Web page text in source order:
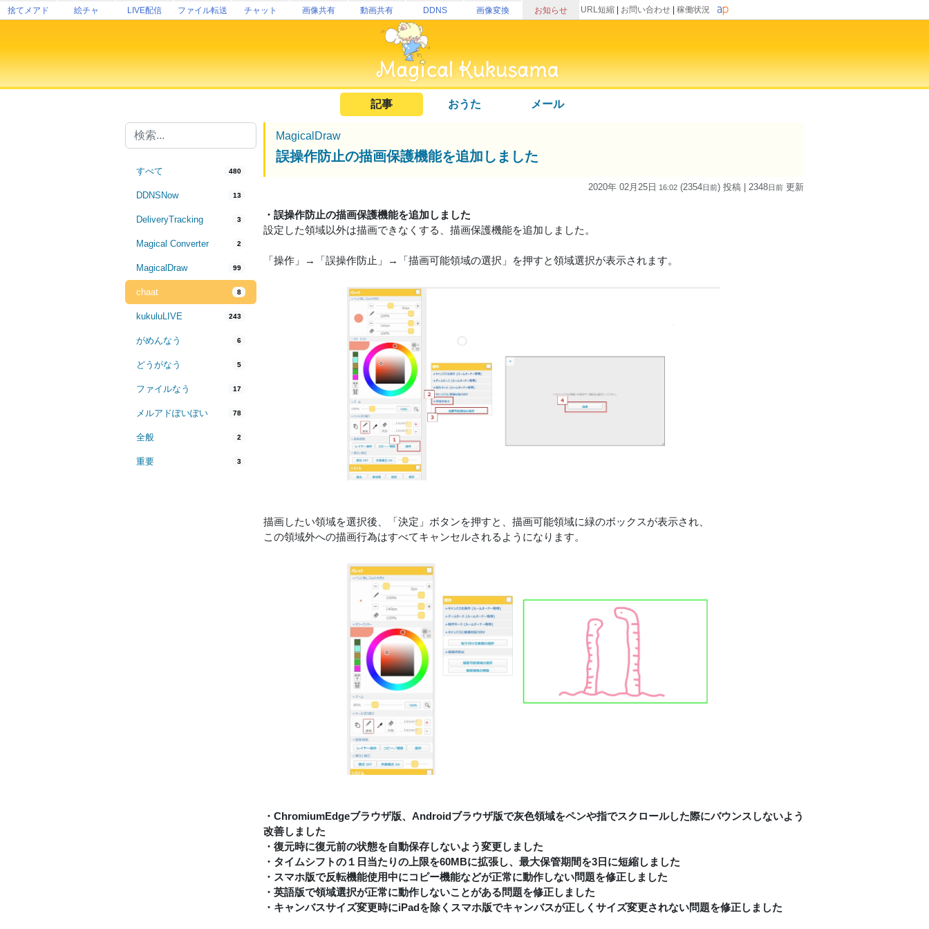
捨てメアド 絵チャ LIVE配信 ファイル転送 チャット 画像共有 動画共有 DDNS 画像変換 お知らせ URL短縮 お問い合わせ 稼働状況
記事 おうた メール
すべて 480
DDNSNow 13
DeliveryTracking 3
Magical Converter 2
MagicalDraw 99
chaat 8
kukuluLIVE 243
がめんなう 6
どうがなう 5
ファイルなう 17
メルアドぽいぽい 78
全般 2
重要 3
MagicalDraw
誤操作防止の描画保護機能を追加しました
2020年 02月25日 16:02 (2354日前) 投稿 | 2348日前 更新
・誤操作防止の描画保護機能を追加しました
設定した領域以外は描画できなくする、描画保護機能を追加しました。
「操作」→「誤操作防止」→「描画可能領域の選択」を押すと領域選択が表示されます。
描画したい領域を選択後、「決定」ボタンを押すと、描画可能領域に緑のボックスが表示され、
この領域外への描画行為はすべてキャンセルされるようになります。
・ChromiumEdgeブラウザ版、Androidブラウザ版で灰色領域をペンや指でスクロールした際にバウンスしないよう
改善しました
・復元時に復元前の状態を自動保存しないよう変更しました
・タイムシフトの１日当たりの上限を60MBに拡張し、最大保管期間を3日に短縮しました
・スマホ版で反転機能使用中にコピー機能などが正常に動作しない問題を修正しました
・英語版で領域選択が正常に動作しないことがある問題を修正しました
・キャンバスサイズ変更時にiPadを除くスマホ版でキャンバスが正しくサイズ変更されない問題を修正しました